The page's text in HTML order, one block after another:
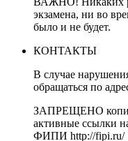
экзамена, ни во
было и не будет.
КОНТАКТЫ
В случае
обращаться по
ЗАПРЕЩЕНО
активные ссылки
ФИПИ http://fipi.ru/